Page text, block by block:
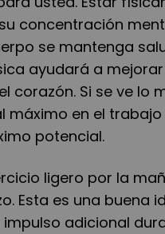
concentración
se mantenga
ayudará a
corazón. Si se ve lo
máximo en el
potencial.
ligero por la
Esta es una buena
adicional